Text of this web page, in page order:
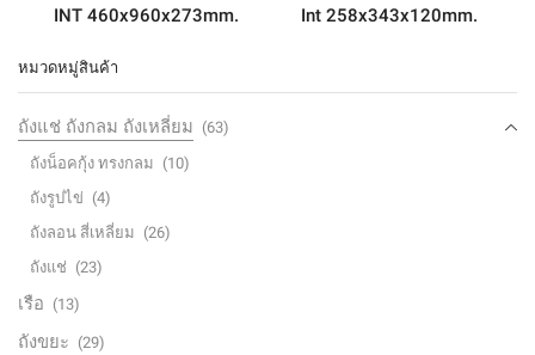
INT 460x960x273mm.
Int 258x343x120mm.
หมวดหมู่สินค้า
ถังแช่ ถังกลม ถังเหลี่ยม (63)
ถังน็อคกุ้ง ทรงกลม (10)
ถังรูปไข่ (4)
ถังลอน สี่เหลี่ยม (26)
ถังแช่ (23)
เรือ (13)
ถังขยะ (29)